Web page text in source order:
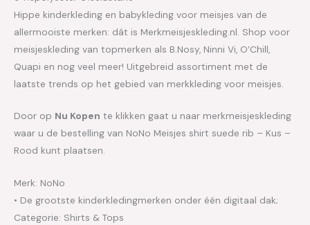
Hippe kinderkleding en babykleding voor meisjes van de
allermooiste merken: dát is Merkmeisjeskleding.nl. Shop voor
meisjeskleding van topmerken als B.Nosy, Ninni Vi, O’Chill,
Quapi en nog veel meer! Uitgebreid assortiment met de
laatste trends op het gebied van merkkleding voor meisjes.
Door op Nu Kopen te klikken gaat u naar merkmeisjeskleding
waar u de bestelling van NoNo Meisjes shirt suede rib – Kus –
Rood kunt plaatsen.
Merk: NoNo
• De grootste kinderkledingmerken onder één digitaal dak;
Categorie: Shirts & Tops